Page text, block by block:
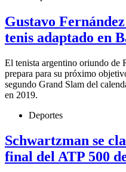
Gustavo
tenis adaptado en
El tenista argentino oriundo de
prepara para su próximo
segundo Grand Slam del
en 2019.
Deportes
Schwartzman se
final del ATP 500